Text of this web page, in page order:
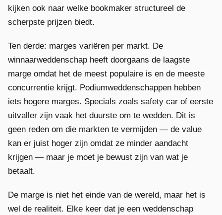
kijken ook naar welke bookmaker structureel de
scherpste prijzen biedt.
Ten derde: marges variëren per markt. De
winnaarweddenschap heeft doorgaans de laagste
marge omdat het de meest populaire is en de meeste
concurrentie krijgt. Podiumweddenschappen hebben
iets hogere marges. Specials zoals safety car of eerste
uitvaller zijn vaak het duurste om te wedden. Dit is
geen reden om die markten te vermijden — de value
kan er juist hoger zijn omdat ze minder aandacht
krijgen — maar je moet je bewust zijn van wat je
betaalt.
De marge is niet het einde van de wereld, maar het is
wel de realiteit. Elke keer dat je een weddenschap